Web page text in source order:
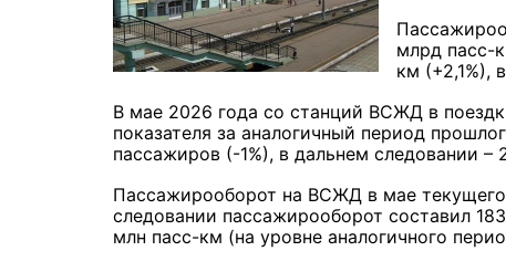
млрд пасс-
км (+2,1%),
В мае 2026 года со станций ВСЖД в
показателя за аналогичный период
пассажиров (-1%), в дальнем следовании –
Пассажирооборот на ВСЖД в мае
следовании пассажирооборот составил
млн пасс-км (на уровне аналогичного